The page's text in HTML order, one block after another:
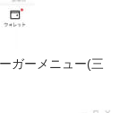
ガーメニュー(三